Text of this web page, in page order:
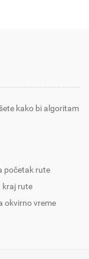
kako bi algoritam
početak rute
kraj rute
okvirno vreme